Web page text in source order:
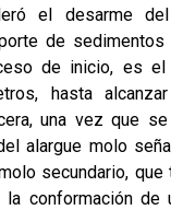
el desarme del
de sedimentos
de inicio, es
hasta
una vez que
alargue molo
secundario, que
conformación de